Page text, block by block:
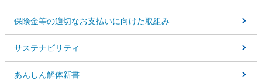
保険金等の適切なお支払いに向けた取組み
サステナビリティ
あんしん解体新書